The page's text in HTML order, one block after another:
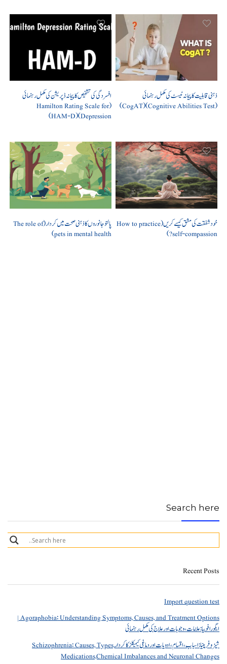
ذہنی قابلیت کا پیمانہ ٹیسٹ کی مکمل رہنمائی
(Cognitive Abilities Test) (CogAT)
افسردگی کی تشخیص کا پیمانہ ڈپریشن کی مکمل رہنمائی
(Hamilton Rating Scale for
Depression) (HAM-D)
خود شفقت کی مشق کیسے کریں (How to practice
self-compassion?)
پالتو جانوروں کا ذہنی صحت میں کردار (The role of
pets in mental health)
Search here
Recent Posts
Import question test
Agoraphobia: Understanding Symptoms, Causes, and Treatment Options |
ایگورافوبیا: علامات، وجوہات اور علاج کی مکمل رہنمائی
شیزوفرینیا: اسباب، اقسام، ادویات اور دماغی کیمیکلز کا کردار Schizophrenia: Causes, Types,
Medications,Chemical Imbalances and Neuronal Changes